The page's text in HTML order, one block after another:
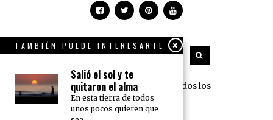
360 Grados Press © 2018 Todos los
derechos reservados.
TAMBIÉN PUEDE INTERESARTE
Salió el sol y te
quitaron el alma
En esta tierra de todos
unos pocos quieren que